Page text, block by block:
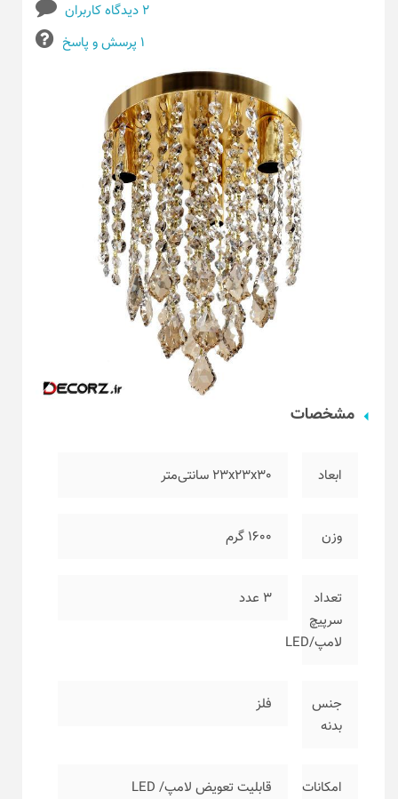
۲ دیدگاه کاربران
۱ پرسش و پاسخ
مشخصات
ابعاد ۲۳x23x30 سانتی‌متر
وزن ۱۶۰۰ گرم
تعداد
سرپیچ
لامپ/LED
۳ عدد
جنس
بدنه
فلز
امکانات
قابلیت تعویض لامپ/ LED